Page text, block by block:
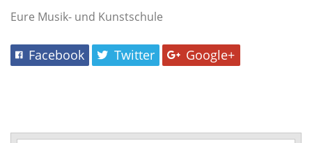
Blechblasinstrumente
Holzblasinstrumente
Schlagwerk/Perkussion
Darstellende und Bildende Kunst
Eure Musik- und Kunstschule
Facebook Twitter Google+